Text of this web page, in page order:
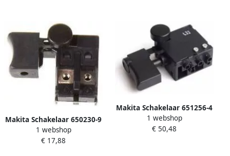
Makita Schakelaar 650230-9
1 webshop
€ 17,88
Makita Schakelaar 651256-4
1 webshop
€ 50,48